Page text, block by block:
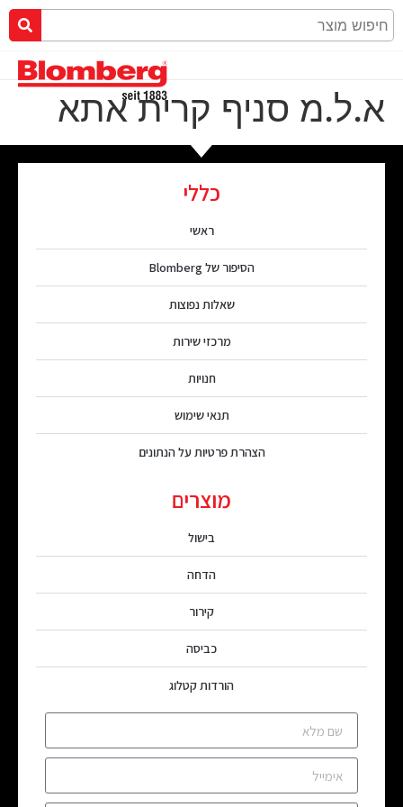
א.ל.מ סניף קרית אתא
כללי
ראשי
הסיפור של Blomberg
שאלות נפוצות
מרכזי שירות
חנויות
תנאי שימוש
הצהרת פרטיות על הנתונים
מוצרים
בישול
הדחה
קירור
כביסה
הורדות קטלוג